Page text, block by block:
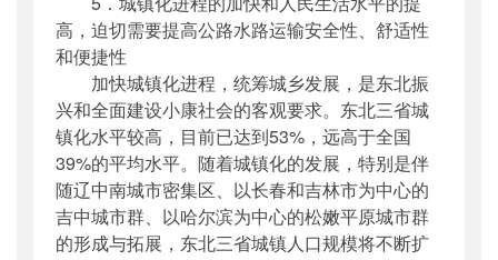
高，迫切需要提高公路水路运输安全性、舒适性
和便捷性
加快城镇化进程，统筹城乡发展，是东北振
兴和全面建设小康社会的客观要求。东北三省城
镇化水平较高，目前已达到53%，远高于全国
39%的平均水平。随着城镇化的发展，特别是伴
随辽中南城市密集区、以长春和吉林市为中心的
吉中城市群、以哈尔滨为中心的松嫩平原城市群
的形成与拓展，东北三省城镇人口规模将不断扩